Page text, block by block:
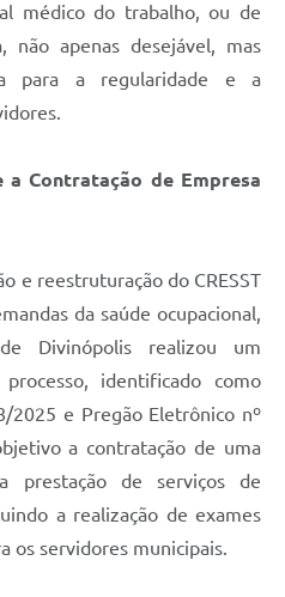
médico do trabalho, ou de
não apenas desejável, mas
para a regularidade e a
Contratação de Empresa
e reestruturação do CRESST
da saúde ocupacional,
Divinópolis realizou um
identificado como
2025 e Pregão Eletrônico nº
a contratação de uma
prestação de serviços de
a realização de exames
os servidores municipais.